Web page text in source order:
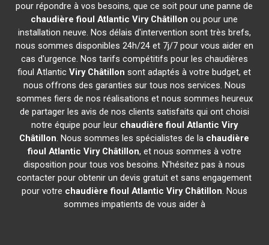
pour répondre à vos besoins, que ce soit pour une panne de
chaudière fioul Atlantic Viry Châtillon ou pour une
installation neuve. Nos délais d'intervention sont très brefs,
nous sommes disponibles 24h/24 et 7j/7 pour vous aider en
cas d'urgence. Nos tarifs compétitifs pour les chaudières
fioul AtlanticViry Châtillon sont adaptés à votre budget, et
nous offrons des garanties sur tous nos services. Nous
sommes fiers de nos réalisations et nous sommes heureux
de partager les avis de nos clients satisfaits qui ont choisi
notre équipe pour leur chaudière fioul Atlantic Viry
Châtillon. Nous sommes les spécialistes de la chaudière
fioul Atlantic Viry Châtillon, et nous sommes à votre
disposition pour tous vos besoins. N'hésitez pas à nous
contacter pour obtenir un devis gratuit et sans engagement
pour votre chaudière fioul Atlantic Viry Châtillon. Nous
sommes impatients de vous aider à